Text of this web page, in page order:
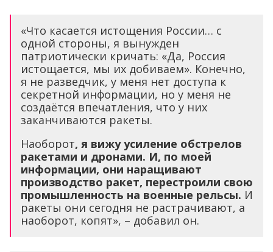
«Что касается истощения России… с
одной стороны, я вынужден
патриотически кричать: «Да, Россия
истощается, мы их добиваем». Конечно,
я не разведчик, у меня нет доступа к
секретной информации, но у меня не
создаётся впечатления, что у них
заканчиваются ракеты.
Наоборот, я вижу усиление обстрелов
ракетами и дронами. И, по моей
информации, они наращивают
производство ракет, перестроили свою
промышленность на военные рельсы. И
ракеты они сегодня не растрачивают, а
наоборот, копят», – добавил он.